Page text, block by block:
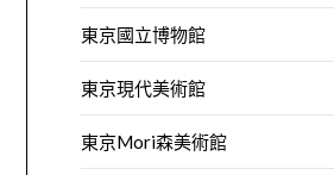
東京國立博物館
東京現代美術館
東京Mori森美術館